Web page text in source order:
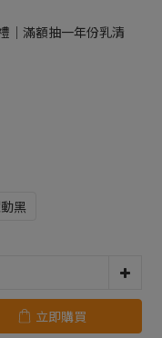
｜滿額抽一年份乳清
黑
立即購買